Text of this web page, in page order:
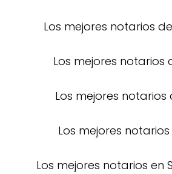
Los mejores notarios
Los mejores notarios
Los mejores notarios
Los mejores
Los mejores notarios en